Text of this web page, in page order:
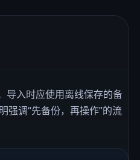
导入时应使用离线保存的备
调“先备份，再操作”的流